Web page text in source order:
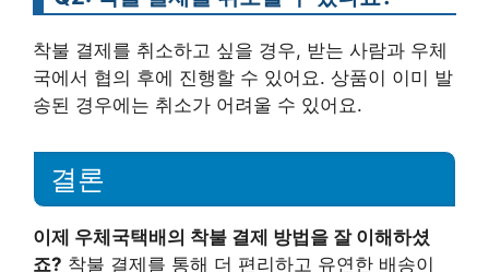
착불 결제를 취소하고 싶을 경우, 받는 사람과 우체
국에서 협의 후에 진행할 수 있어요. 상품이 이미 발
송된 경우에는 취소가 어려울 수 있어요.
결론
이제 우체국택배의 착불 결제 방법을 잘 이해하셨
죠? 착불 결제를 통해 더 편리하고 유연한 배송이